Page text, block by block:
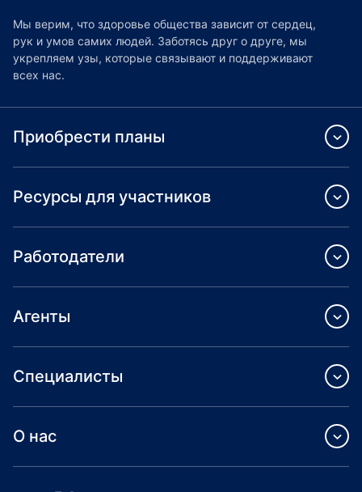
Мы верим, что здоровье общества зависит от сердец,
рук и умов самих людей. Заботясь друг о друге, мы
укрепляем узы, которые связывают и поддерживают
всех нас.
Приобрести планы
Ресурсы для участников
Работодатели
Агенты
Специалисты
О нас